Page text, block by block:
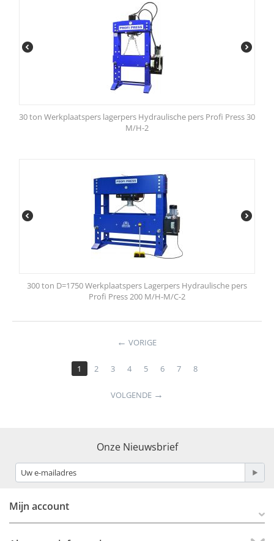
30 ton Werkplaatspers lagerpers Hydraulische pers Profi Press 30
M/H-2
300 ton D=1750 Werkplaatspers Lagerpers Hydraulische pers
Profi Press 200 M/H-M/C-2
VORIGE
1 2 3 4 5 6 7 8
VOLGENDE
Onze Nieuwsbrief
Mijn account